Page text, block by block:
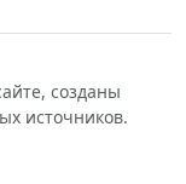
созданы
источников.